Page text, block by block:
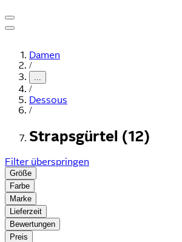
Damen
/
...
/
Dessous
/
Strapsgürtel (12)
Filter überspringen
Größe
Farbe
Marke
Lieferzeit
Bewertungen
Preis